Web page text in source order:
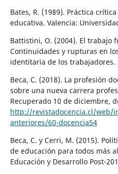
Bates, R. (1989). Práctica
educativa. Valencia:
Battistini, O. (2004). El trabajo
Continuidades y rupturas en
identitaria de los trabajadores.
Beca, C. (2018). La profesión
sobre una nueva carrera
Recuperado 10 de diciembre,
http://revistadocencia.cl/web/
anteriores/60-docencia54
Beca, C. y Cerri, M. (2015).
de educación para todos más
Educación y Desarrollo Post-